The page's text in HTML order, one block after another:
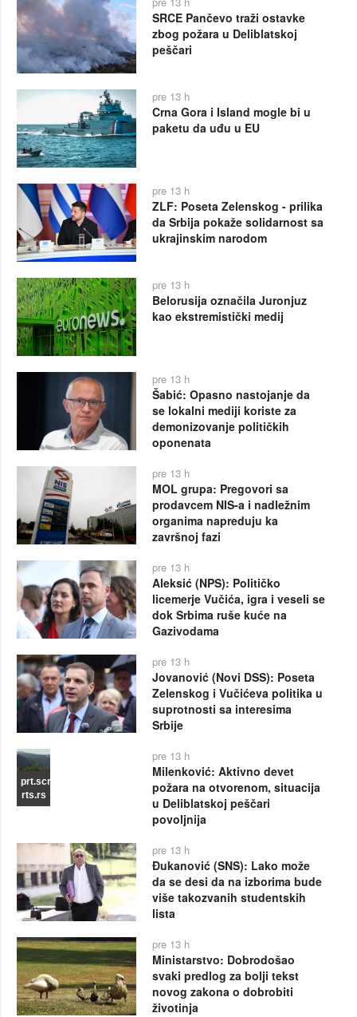
SRCE Pančevo traži ostavke
zbog požara u Deliblatskoj
peščari
pre 13 h
Crna Gora i Island mogle bi u
paketu da uđu u EU
pre 13 h
ZLF: Poseta Zelenskog - prilika
da Srbija pokaže solidarnost sa
ukrajinskim narodom
pre 13 h
Belorusija označila Juronjuz
kao ekstremistički medij
pre 13 h
Šabić: Opasno nastojanje da
se lokalni mediji koriste za
demonizovanje političkih
oponenata
pre 13 h
MOL grupa: Pregovori sa
prodavcem NIS-a i nadležnim
organima napreduju ka
završnoj fazi
pre 13 h
Aleksić (NPS): Političko
licemerje Vučića, igra i veseli se
dok Srbima ruše kuće na
Gazivodama
pre 13 h
Jovanović (Novi DSS): Poseta
Zelenskog i Vučićeva politika u
suprotnosti sa interesima
Srbije
prt.scr
rts.rs
pre 13 h
Milenković: Aktivno devet
požara na otvorenom, situacija
u Deliblatskoj peščari
povoljnija
pre 13 h
Đukanović (SNS): Lako može
da se desi da na izborima bude
više takozvanih studentskih
lista
pre 13 h
Ministarstvo: Dobrodošao
svaki predlog za bolji tekst
novog zakona o dobrobiti
životinja